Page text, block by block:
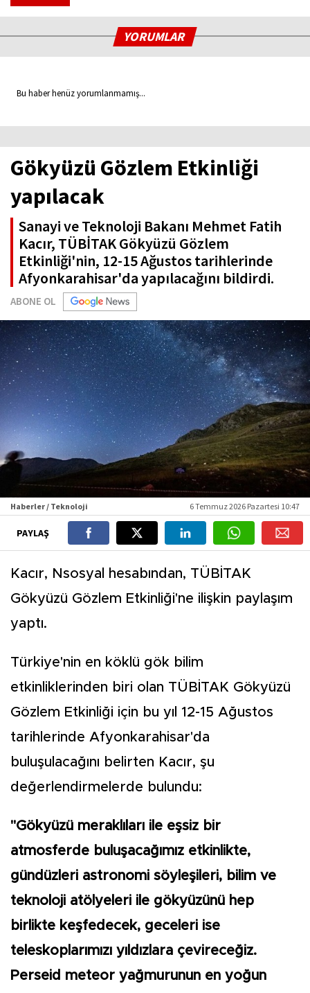
YORUMLAR
Bu haber henüz yorumlanmamış...
Gökyüzü Gözlem Etkinliği
yapılacak
Sanayi ve Teknoloji Bakanı Mehmet Fatih
Kacır, TÜBİTAK Gökyüzü Gözlem
Etkinliği'nin, 12-15 Ağustos tarihlerinde
Afyonkarahisar'da yapılacağını bildirdi.
ABONE OL
Haberler / Teknoloji 6 Temmuz 2026 Pazartesi 10:47
PAYLAŞ
Kacır, Nsosyal hesabından, TÜBİTAK
Gökyüzü Gözlem Etkinliği'ne ilişkin paylaşım
yaptı.
Türkiye'nin en köklü gök bilim
etkinliklerinden biri olan TÜBİTAK Gökyüzü
Gözlem Etkinliği için bu yıl 12-15 Ağustos
tarihlerinde Afyonkarahisar'da
buluşulacağını belirten Kacır, şu
değerlendirmelerde bulundu:
"Gökyüzü meraklıları ile eşsiz bir
atmosferde buluşacağımız etkinlikte,
gündüzleri astronomi söyleşileri, bilim ve
teknoloji atölyeleri ile gökyüzünü hep
birlikte keşfedecek, geceleri ise
teleskoplarımızı yıldızlara çevireceğiz.
Perseid meteor yağmurunun en yoğun